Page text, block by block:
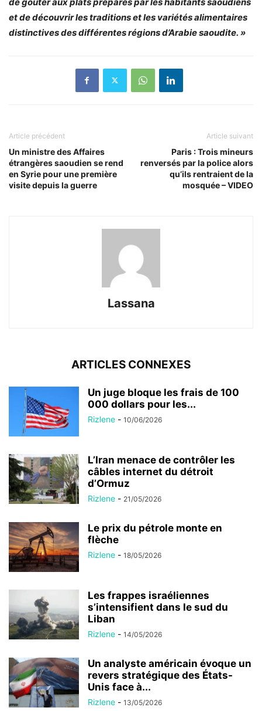
et de découvrir les traditions et les variétés alimentaires
distinctives des différentes régions d’Arabie saoudite. »
Article précédent
Un ministre des Affaires
étrangères saoudien se rend
en Syrie pour une première
visite depuis la guerre
Article suivant
Paris : Trois mineurs
renversés par la police alors
qu’ils rentraient de la
mosquée – VIDEO
Lassana
ARTICLES CONNEXES
Un juge bloque les frais de 100
000 dollars pour les...
Rizlene - 10/06/2026
L’Iran menace de contrôler les
câbles internet du détroit
d’Ormuz
Rizlene - 21/05/2026
Le prix du pétrole monte en
flèche
Rizlene - 18/05/2026
Les frappes israéliennes
s’intensifient dans le sud du
Liban
Rizlene - 14/05/2026
Un analyste américain évoque un
revers stratégique des États-
Unis face à...
Rizlene - 13/05/2026